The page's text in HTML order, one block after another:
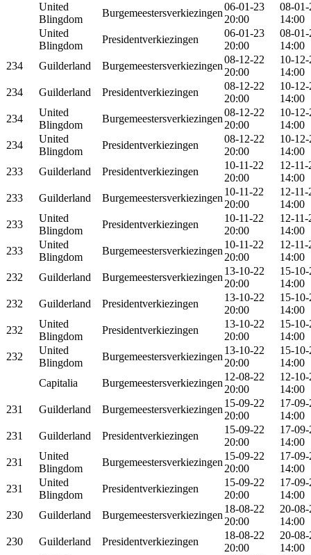
United
Blingdom
Burgemeestersverkiezingen
06-01-23
20:00
08-01-
14:00
United
Blingdom
Presidentverkiezingen
06-01-23
20:00
08-01-
14:00
234
Guilderland Burgemeestersverkiezingen
08-12-22
20:00
10-12-
14:00
234
Guilderland Presidentverkiezingen
08-12-22
20:00
10-12-
14:00
234
United
Blingdom
Burgemeestersverkiezingen
08-12-22
20:00
10-12-
14:00
234
United
Blingdom
Presidentverkiezingen
08-12-22
20:00
10-12-
14:00
233
Guilderland Presidentverkiezingen
10-11-22
20:00
12-11-
14:00
233
Guilderland Burgemeestersverkiezingen
10-11-22
20:00
12-11-
14:00
233
United
Blingdom
Presidentverkiezingen
10-11-22
20:00
12-11-
14:00
233
United
Blingdom
Burgemeestersverkiezingen
10-11-22
20:00
12-11-
14:00
232
Guilderland Burgemeestersverkiezingen
13-10-22
20:00
15-10-
14:00
232
Guilderland Presidentverkiezingen
13-10-22
20:00
15-10-
14:00
232
United
Blingdom
Presidentverkiezingen
13-10-22
20:00
15-10-
14:00
232
United
Blingdom
Burgemeestersverkiezingen
13-10-22
20:00
15-10-
14:00
Capitalia
Burgemeestersverkiezingen
12-08-22
20:00
12-10-
14:00
231
Guilderland Burgemeestersverkiezingen
15-09-22
20:00
17-09-
14:00
231
Guilderland Presidentverkiezingen
15-09-22
20:00
17-09-
14:00
231
United
Blingdom
Burgemeestersverkiezingen
15-09-22
20:00
17-09-
14:00
231
United
Blingdom
Presidentverkiezingen
15-09-22
20:00
17-09-
14:00
230
Guilderland Burgemeestersverkiezingen
18-08-22
20:00
20-08-
14:00
230
Guilderland Presidentverkiezingen
18-08-22
20:00
20-08-
14:00